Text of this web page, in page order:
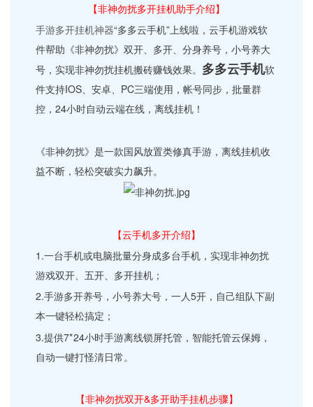
【非神勿扰多开挂机助手介绍】
手游多开挂机神器“多多云手机”上线啦，云手机游戏软
件帮助《非神勿扰》双开、多开、分身养号，小号养大
号，实现非神勿扰挂机搬砖赚钱效果。 多多云手机软
件支持IOS、安卓、PC三端使用，帐号同步，批量群
控，24小时自动云端在线，离线挂机！
《非神勿扰》是一款国风放置类修真手游，离线挂机收
益不断，轻松突破实力飙升。
【云手机多开介绍】
1.一台手机或电脑批量分身成多台手机，实现非神勿扰
游戏双开、五开、多开挂机；
2.手游多开养号，小号养大号，一人5开，自己组队下副
本一键轻松搞定；
3.提供7*24小时手游离线锁屏托管，智能托管云保姆，
自动一键打怪清日常。
【非神勿扰双开&多开助手挂机步骤】